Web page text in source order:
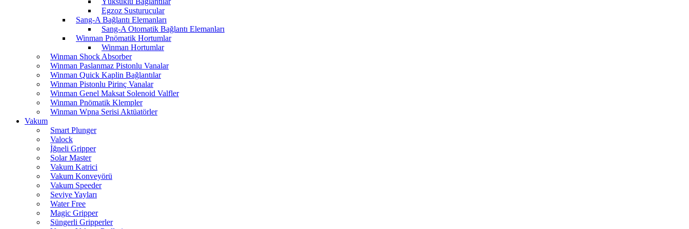
Egzoz Susturucular
Sang-A Bağlantı Elemanları
Sang-A Otomatik Bağlantı Elemanları
Winman Pnömatik Hortumlar
Winman Hortumlar
Winman Shock Absorber
Winman Paslanmaz Pistonlu Vanalar
Winman Quick Kaplin Bağlantılar
Winman Pistonlu Pirinç Vanalar
Winman Genel Maksat Solenoid Valfler
Winman Pnömatik Klempler
Winman Wpna Serisi Aktüatörler
Vakum
Smart Plunger
Valock
İğneli Gripper
Solar Master
Vakum Katrici
Vakum Konveyörü
Vakum Speeder
Seviye Yayları
Water Free
Magic Gripper
Süngerli Gripperler